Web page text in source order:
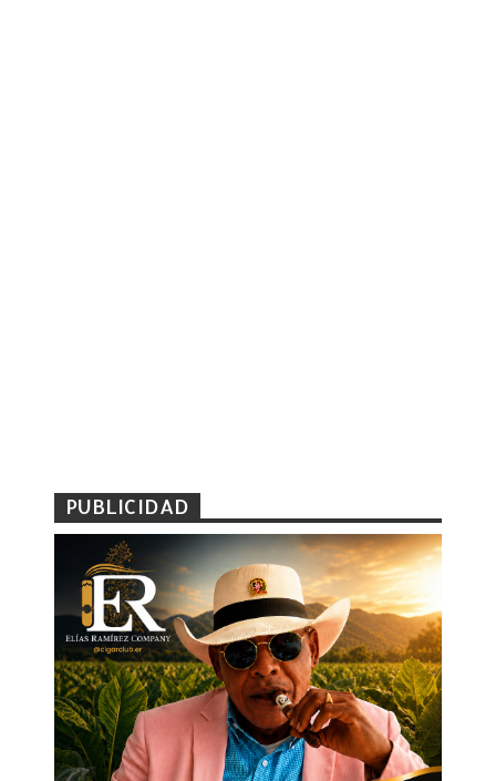
PUBLICIDAD